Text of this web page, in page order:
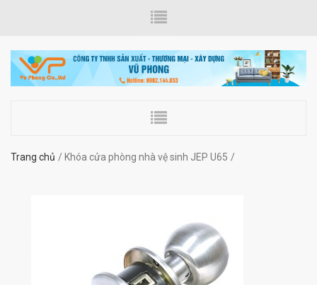
Trang chủ Khóa cửa phòng nhà vệ sinh JEP U65